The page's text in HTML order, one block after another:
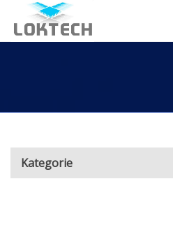
Kategorie